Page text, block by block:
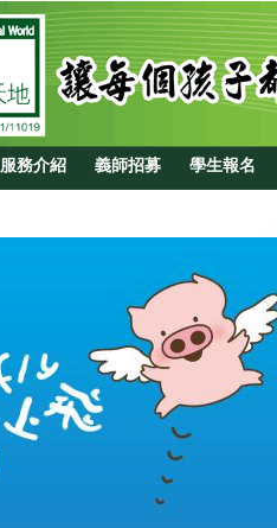
服務介紹 義師招募 學生報名